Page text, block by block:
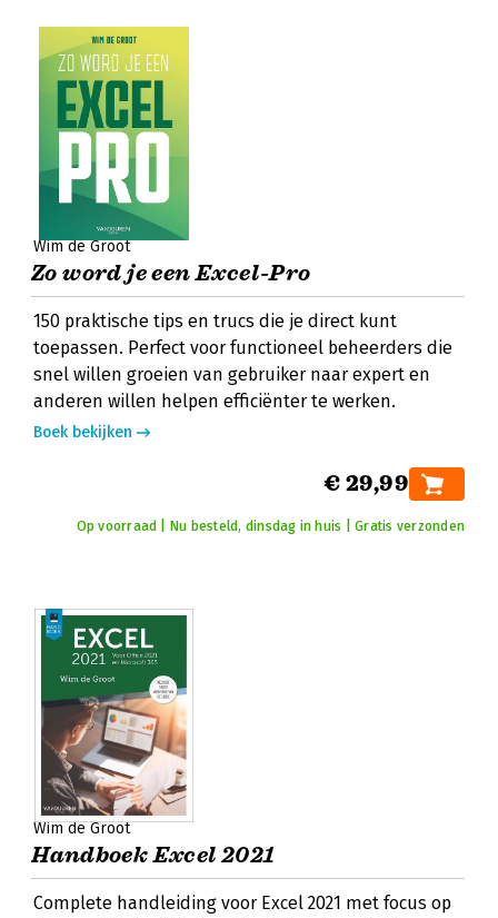
Wim de Groot
Zo word je een Excel-Pro
150 praktische tips en trucs die je direct kunt
toepassen. Perfect voor functioneel beheerders die
snel willen groeien van gebruiker naar expert en
anderen willen helpen efficiënter te werken.
Boek bekijken
€ 29,99
Op voorraad | Nu besteld, dinsdag in huis | Gratis verzonden
Wim de Groot
Handboek Excel 2021
Complete handleiding voor Excel 2021 met focus op